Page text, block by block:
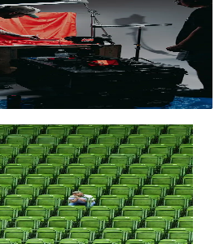
of actie: Hoe kies je